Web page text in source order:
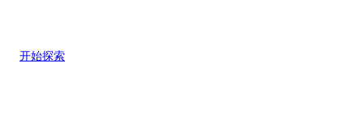
开始探索